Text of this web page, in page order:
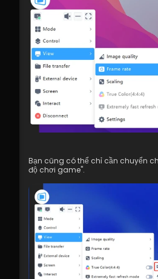
Bạn cũng có thể chỉ cần chuyển
độ chơi game".